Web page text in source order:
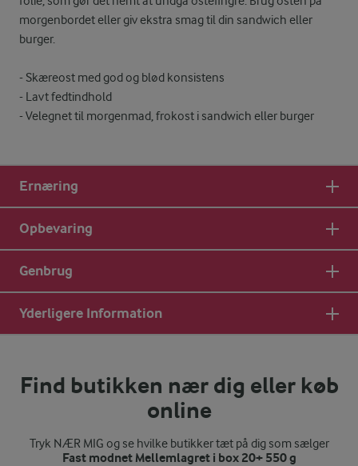
morgenbordet eller giv ekstra smag til din sandwich eller
burger.
- Skæreost med god og blød konsistens
- Lavt fedtindhold
- Velegnet til morgenmad, frokost i sandwich eller burger
Ernæring
Opbevaring
Genbrug
Yderligere Information
Find butikken nær dig eller køb
online
Tryk NÆR MIG og se hvilke butikker tæt på dig som sælger
Fast modnet Mellemlagret i box 20+ 550 g